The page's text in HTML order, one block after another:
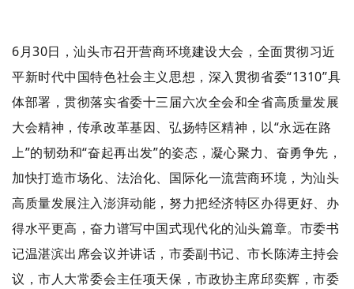
6月30日，汕头市召开营商环境建设大会，全面贯彻习近
平新时代中国特色社会主义思想，深入贯彻省委“1310”具
体部署，贯彻落实省委十三届六次全会和全省高质量发展
大会精神，传承改革基因、弘扬特区精神，以“永远在路
上”的韧劲和“奋起再出发”的姿态，凝心聚力、奋勇争先，
加快打造市场化、法治化、国际化一流营商环境，为汕头
高质量发展注入澎湃动能，努力把经济特区办得更好、办
得水平更高，奋力谱写中国式现代化的汕头篇章。市委书
记温湛滨出席会议并讲话，市委副书记、市长陈涛主持会
议，市人大常委会主任项天保，市政协主席邱奕辉，市委